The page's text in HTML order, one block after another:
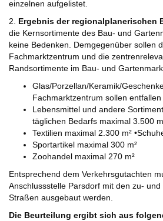
einzelnen aufgelistet.
2. Ergebnis der regionalplanerischen
die Kernsortimente des Bau- und
keine Bedenken. Demgegenüber sollen
Fachmarktzentrum und die
Randsortimente im Bau- und
Glas/Porzellan/Keramik/
Fachmarktzentrum sollen entfallen
Lebensmittel und andere
täglichen Bedarfs maximal 3.500
Textilien maximal 2.300 m²
Sportartikel maximal 300 m²
Zoohandel maximal 270 m²
Entsprechend dem Verkehrsgutachten
Anschlussstelle Parsdorf mit den zu-
Straßen ausgebaut werden.
Die Beurteilung ergibt sich aus